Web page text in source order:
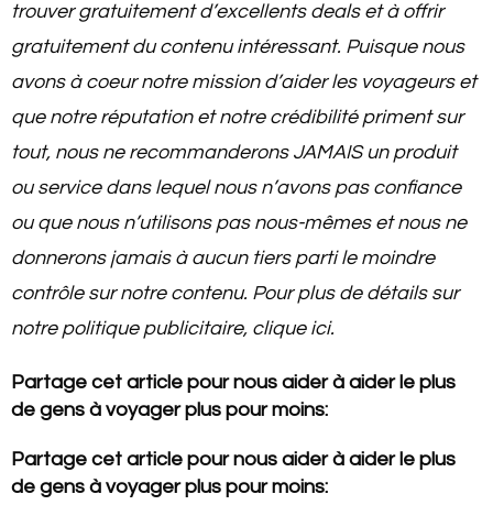
trouver gratuitement d’excellents deals et à offrir
gratuitement du contenu intéressant. Puisque nous
avons à coeur notre mission d’aider les voyageurs et
que notre réputation et notre crédibilité priment sur
tout, nous ne recommanderons JAMAIS un produit
ou service dans lequel nous n’avons pas confiance
ou que nous n’utilisons pas nous-mêmes et nous ne
donnerons jamais à aucun tiers parti le moindre
contrôle sur notre contenu. Pour plus de détails sur
notre politique publicitaire, clique ici.
Partage cet article pour nous aider à aider le plus
de gens à voyager plus pour moins:
Partage cet article pour nous aider à aider le plus
de gens à voyager plus pour moins: